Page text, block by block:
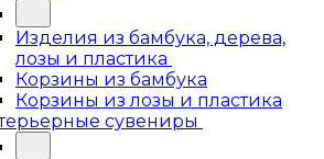
Изделия из бамбука, дерева,
лозы и пластика
Корзины из бамбука
Корзины из лозы и пластика
сувениры